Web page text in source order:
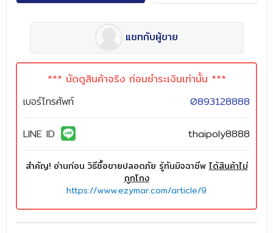
แชทกับผู้ขาย
*** นัดดูสินค้าจริง ก่อนชำระเงินเท่านั้น ***
เบอร์โทรศัพท์
0893128888
LINE ID thaipoly8888
สำคัญ! อ่านก่อน วิธีซื้อขายปลอดภัย รู้ทันมิจฉาชีพ ได้สินค้าไม่
ถูกโกง
https://www.ezymar.com/article/9